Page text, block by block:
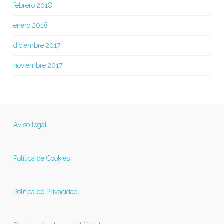
febrero 2018
enero 2018
diciembre 2017
noviembre 2017
Aviso legal
Política de Cookies
Política de Privacidad